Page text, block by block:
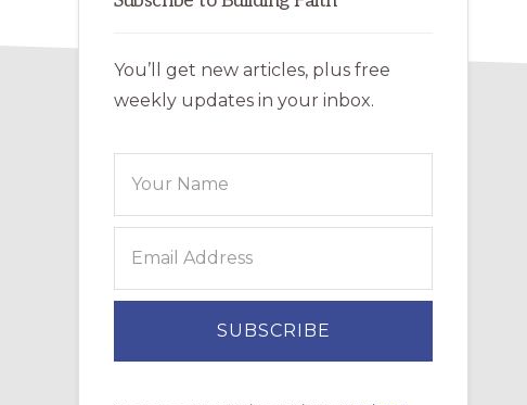
You’ll get new articles, plus free
weekly updates in your inbox.